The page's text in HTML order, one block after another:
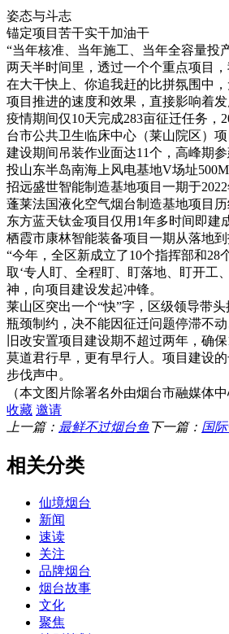
姿态与斗志
锚定项目苦干实干加油干
“当年核准、当年施工、当年全容量投
两天半时间里，透过一个个重点项目
在大干快上、你追我赶的比拼氛围中
项目推进的速度和效果，直接影响着
疫情期间仅10天完成283亩征迁任务
台市公共卫生临床中心（莱山院区）项
建设期间吊装作业面达11个，高峰期
投山东半岛南海上风电基地V场址
招远盛世智能制造基地项目一期于
蓬莱法国液化空气烟台制造基地项目
东方蓝天钛金项目仅用1年多时间即建
栖霞市康林智能装备项目一期从落地
“今年，全区新成立了10个指挥部和28
取‘专人盯、全程盯、盯落地、盯开
神，向项目建设发起冲锋。
莱山区突出一个“快”字，区级领导带
瓶颈制约，决不能因征迁问题停滞不
旧改安置项目建设期不超过两年，确
莫道君行早，更有早行人。项目建设
步伐声中。
（本文图片除署名外由烟台市融媒体中
收藏 邀请
上一篇： 最鲜不过烟台鱼 下一篇： 国
相关分类
仙境烟台
新闻
速读
关注
品牌烟台
烟台故事
文化
聚焦